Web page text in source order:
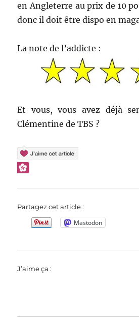
en Angleterre au prix de 10
donc il doit être dispo en
La note de l’addicte :
Et vous, vous avez déjà
Clémentine de TBS ?
Partagez cet article :
Mastodon
J’aime ça :